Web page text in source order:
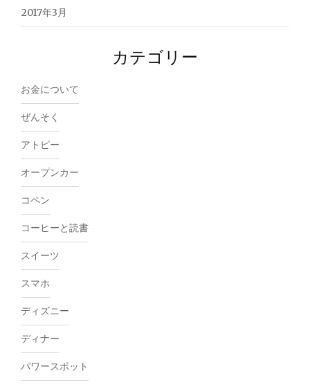
2017年3月
カテゴリー
お金について
ぜんそく
アトピー
オープンカー
コペン
コーヒーと読書
スイーツ
スマホ
ディズニー
ディナー
パワースポット